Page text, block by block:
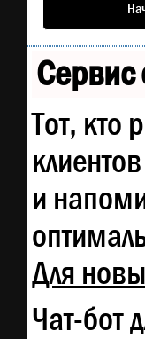
Сервис
Тот, кто
и
Для
Чат-бот